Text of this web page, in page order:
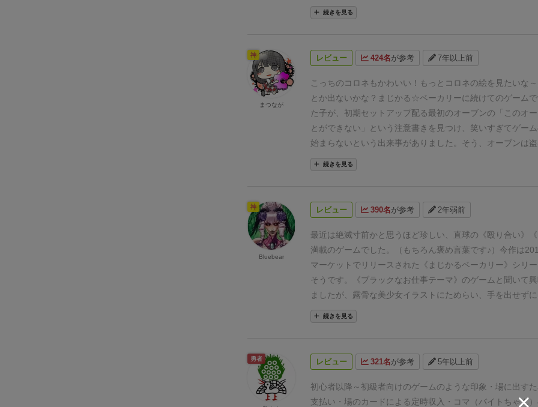
す。また、3人戦だとオーブンやバイト・バイトリーダーの
あって取り合いにはならなかったのですが、4人だとやや足
レイできましたが、特にそのようなことはありませんでした)
「ダイス目を弄り回す楽しさ」に気づかせてくれたゲームで
えばダイスを使うゲーム最近あまり遊んでなかった) 。面白
を金で買収したりとやりたい放題！
ロの出目を使っての対応になりますが、サイコロの目をいじ
サイコロ運等に結構左右されるのと、堅実に行くか、ギャン
考えるかで戦略も違ってくるので何回やっても楽しめると思
続きを見る
レビュー 424名が参考 7年以上前
こっちのコロネもかわいい！もっとコロネの絵を見たいな
とか出ないかな？ まじかる☆ベーカリーに続けてのゲーム
た子が、初期セットアップ配る最初のオーブンの 「このオ
とができない」
という注意書きを見つけ、笑いすぎてゲー
始まらないという出来事がありました。そう、オーブンは
のゲームは、多種多様なアクションに特徴があり、毎回使わ
ドを全捨てで引き直すために次々と新しいカードを見ること
こつと勝利を目指して他プレイヤーを叩きまくる、という変
ても良いなと思います。昨今のドイツゲームにはない直接攻
かもコストを払って建てたものを名指しされて奪われるとい
ちゃ強いインタラクト。 でもゲームというものはそういうも
遊ぶならわかりやすくて遊びやすいです。名指しとはいえ
上明確なので、あなた１位だからしょうがないよね～～っ
あります。大丈夫！えらいひとの騎士が、アタックに対する
い印象があるのですが、発動時にコストとして２金もいるた
悩みが起きやすく、使うタイミングが悩ましいなど、全体的
ます。オーブンが正義らしいというツイートも見ましたが、
ょう？ボードゲーマーだけじゃなくて、TCGとかに馴染みの
刺さるゲームなのではないかな？と思いました！
続きを見る
神
まつなが
レビュー 390名が参考 2年弱前
最近は絶滅寸前かと思うほど珍しい、直球の《殴り合い》《
満載のゲームでした。（もちろん褒め言葉です♪） 今作は
マーケットでリリースされた《まじかるベーカリー》シリ
そうです。
《ブラックなお仕事テーマ》のゲームと聞いて
ましたが、露骨な美少女イラストにためらい、手を出せずに
（決してこういうイラストが嫌いなわけではないのですが…
私は前作を知らないのでどのような内容違いがあるのかは分
信用して、あえて購入に踏み切りました。…で、結果は大満
がとうございます♪◾️設定とグラフィックの効用
ゲームを、あえて《魔法ファンタジーのゆるやかな設定》
《可愛らしいキャラクターデザインでイメージさせる》事
続きを見る
神
Bluebear
レビュー 321名が参考 5年以上前
初心者以降～初級者向けのゲームのような印象 ・場に出す
支払い ・場のカードによる定時収入 ・コマ（バイトちゃん
勇者